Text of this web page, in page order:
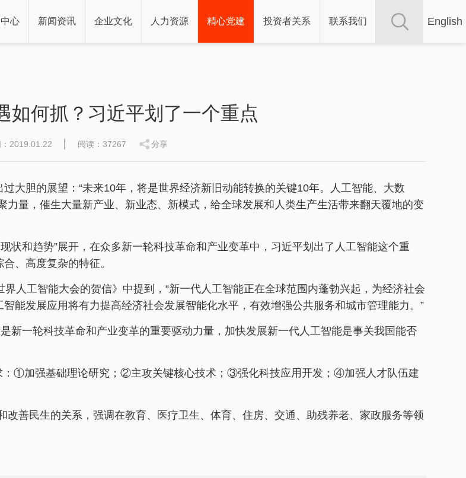
English
心 新闻资讯 企业文化 人力资源 精心党建 投资者关系 联系我们
如何抓？习近平划了一个重点
2019.01.22 阅读：37267 分享
大胆的展望：“未来10年，将是世界经济新旧动能转换的关键10年。人工智能、大数
量，催生大量新产业、新业态、新模式，给全球发展和人类生产生活带来翻天覆地的变
状和趋势”展开，在众多新一轮科技革命和产业变革中，习近平划出了人工智能这个重
、高度复杂的特征。
人工智能大会的贺信》中提到，“新一代人工智能正在全球范围内蓬勃兴起，为经济社会
能发展应用将有力提高经济社会发展智能化水平，有效增强公共服务和城市管理能力。”
新一轮科技革命和产业变革的重要驱动力量，加快发展新一代人工智能是事关我国能否
：①加强基础理论研究；②主攻关键核心技术；③强化科技应用开发；④加强人才队伍建
善民生的关系，强调在教育、医疗卫生、体育、住房、交通、助残养老、家政服务等领